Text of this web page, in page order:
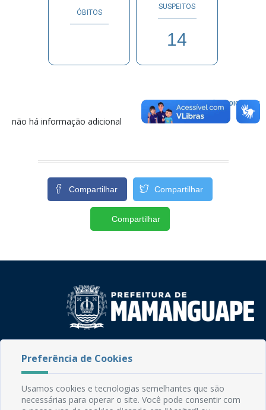
ÓBITOS
SUSPEITOS
14
INFORMAÇÕES ADICIONAIS
não há informação adicional
Compartilhar Compartilhar
Compartilhar
CEP: 58.280-000 - Mamanguape/PB
Fone: (83) 3292-2246
Email: comunicacao@mamanguape.pb.gov.br
Expediente: Segunda à Sexta, das 08h às 13h
Preferência de Cookies
Usamos cookies e tecnologias semelhantes que são
necessárias para operar o site. Você pode consentir com